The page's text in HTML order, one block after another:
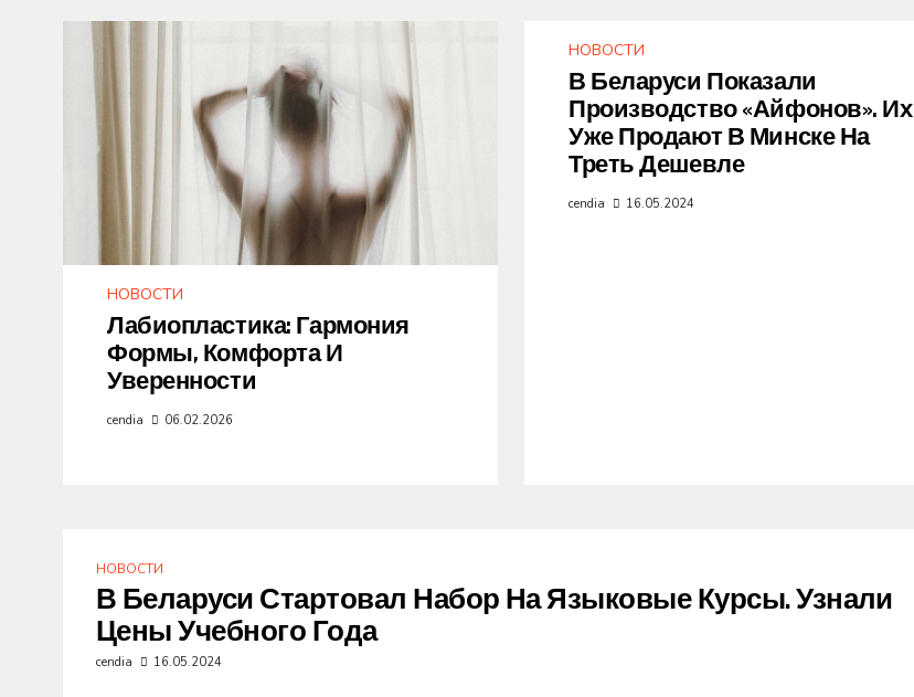
НОВОСТИ
Лабиопластика: Гармония
Формы, Комфорта И
Уверенности
cendia 06.02.2026
НОВОСТИ
В Беларуси Показали
Производство «айфонов». Их
Уже Продают В Минске На
Треть Дешевле
cendia 16.05.2024
НОВОСТИ
В Беларуси Стартовал Набор На Языковые Курсы. Узнали
Цены Учебного Года
cendia 16.05.2024